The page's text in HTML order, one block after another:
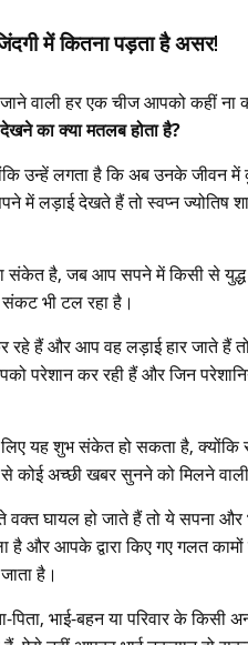
में कितना पड़ता है असर!
जाने वाली हर एक चीज आपको कहीं
का क्या मतलब होता है?
उन्हें लगता है कि अब उनके जीवन
में लड़ाई देखते हैं तो स्वप्न ज्योतिष
संकेत है, जब आप सपने में किसी से
भी टल रहा है।
हैं और आप वह लड़ाई हार जाते हैं
परेशान कर रही हैं और जिन
यह शुभ संकेत हो सकता है,
कोई अच्छी खबर सुनने को मिलने
घायल हो जाते हैं तो ये सपना और
आपके द्वारा किए गए गलत कामों
है।
भाई-बहन या परिवार के